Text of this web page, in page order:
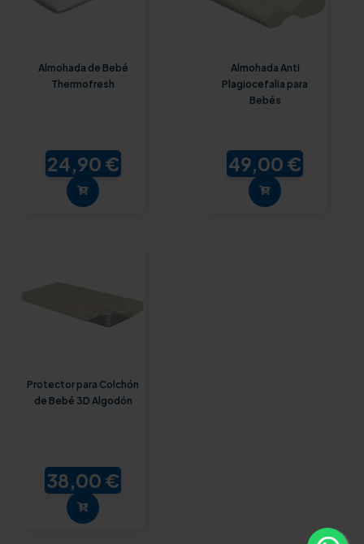
Almohada de Bebé
Thermofresh
24,90 €
Almohada Anti
Plagiocefalia para
Bebés
49,00 €
Protector para Colchón
de Bebé 3D Algodón
38,00 €